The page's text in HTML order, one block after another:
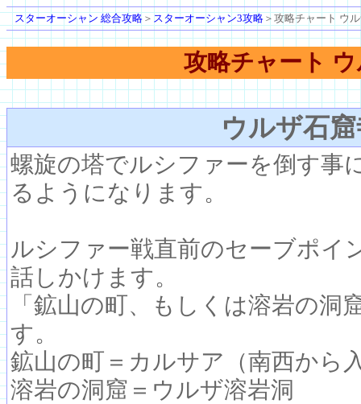
スターオーシャン 総合攻略 ＞ スターオーシャン3攻略 ＞攻略チャート ウ
攻略チャート
ウルザ石
螺旋の塔でルシファーを倒す事
るようになります。
ルシファー戦直前のセーブポイ
話しかけます。
「鉱山の町、もしくは溶岩の洞
す。
鉱山の町＝カルサア（南西から
溶岩の洞窟＝ウルザ溶岩洞